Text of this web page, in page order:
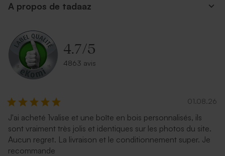
A propos de tadaaz
4.7/5
4863 avis
01.08.26
J'ai acheté 1valise et une boîte en bois personnalisés, ils
sont vraiment très jolis et identiques sur les photos du site.
Aucun regret. La livraison et le conditionnement super. Je
recommande